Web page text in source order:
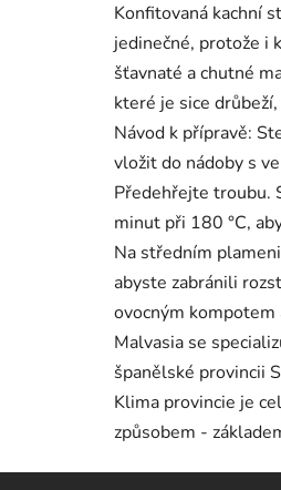
Konfitovaná kachní
jedinečné, protože i
šťavnaté a chutné
které je sice
Návod k přípravě:
vložit do nádoby s
Předehřejte troubu.
minut při 180 °C,
Na středním
abyste zabránili
ovocným kompotem
Malvasia se
španělské provincii
Klima provincie je
způsobem -